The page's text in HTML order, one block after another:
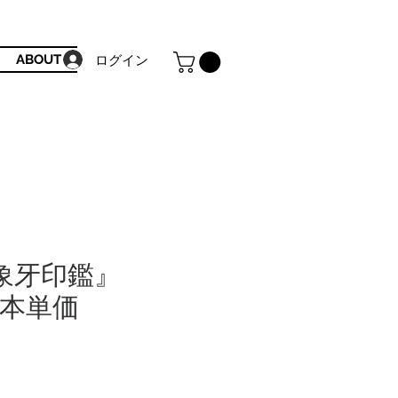
ABOUT ログイン
牙印鑑』
単価